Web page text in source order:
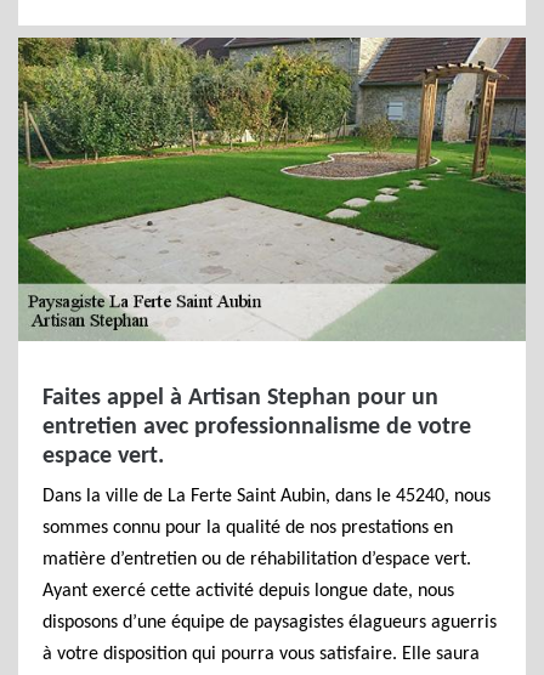
Faites appel à Artisan Stephan pour un
entretien avec professionnalisme de votre
espace vert.
Dans la ville de La Ferte Saint Aubin, dans le 45240, nous
sommes connu pour la qualité de nos prestations en
matière d’entretien ou de réhabilitation d’espace vert.
Ayant exercé cette activité depuis longue date, nous
disposons d’une équipe de paysagistes élagueurs aguerris
à votre disposition qui pourra vous satisfaire. Elle saura